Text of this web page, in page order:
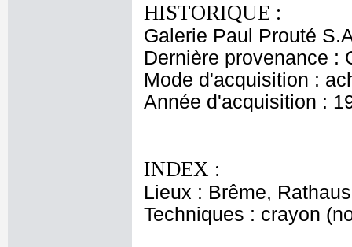
HISTORIQUE :
Galerie Paul Prouté
Dernière provenance :
Mode d'acquisition :
Année d'acquisition :
INDEX :
Lieux : Brême, Rathaus
Techniques : crayon